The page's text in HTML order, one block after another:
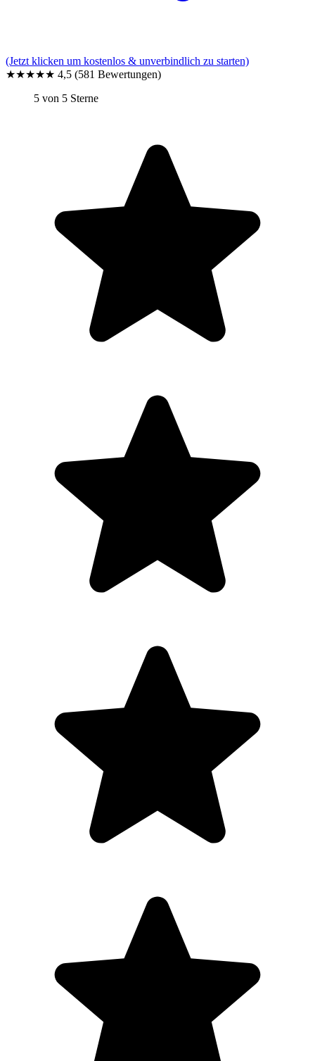
(Jetzt klicken um kostenlos & unverbindlich zu starten)
★★★★★ 4,5 (581 Bewertungen)
5 von 5 Sterne